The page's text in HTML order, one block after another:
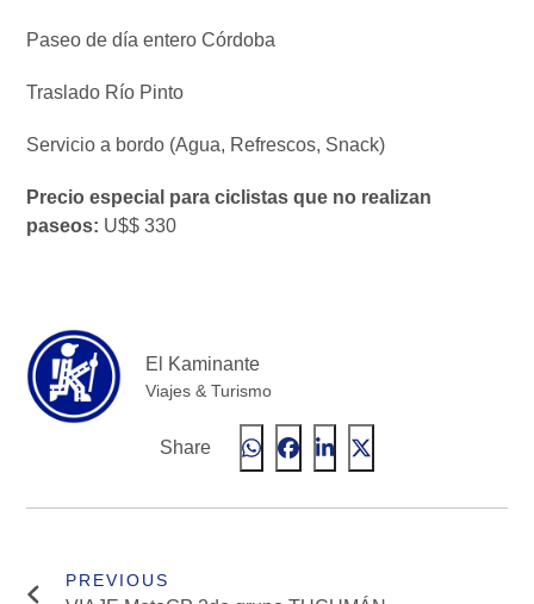
Paseo de día entero Córdoba
Traslado Río Pinto
Servicio a bordo (Agua, Refrescos, Snack)
Precio especial para ciclistas que no realizan
paseos: U$$ 330
El Kaminante
Viajes & Turismo
Share